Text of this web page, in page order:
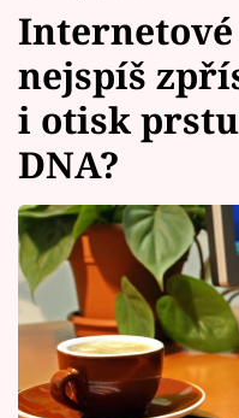
Témata
Celebrity
Vztahy
Seriály
Horoskopy
Sledujte prima+
nejspíš
i otisk
DNA?